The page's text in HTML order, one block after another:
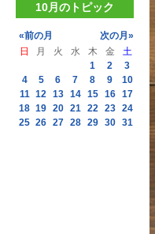
10月のトピック
«前の月
次の月»
日
月 火 水 木 金
土
1
2
3
4
5 6 7 8 9
10
11 12 13 14 15 16 17
18 19 20 21 22 23 24
25 26 27 28 29 30 31